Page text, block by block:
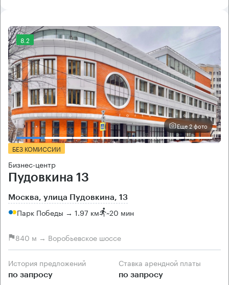
8.2
Еще 2 фото
БЕЗ КОМИССИИ
Бизнес-центр
Пудовкина 13
Москва, улица Пудовкина, 13
Парк Победы → 1.97 км ~20 мин
840 м → Воробьевское шоссе
История предложений
по запросу
Ставка арендной платы
по запросу